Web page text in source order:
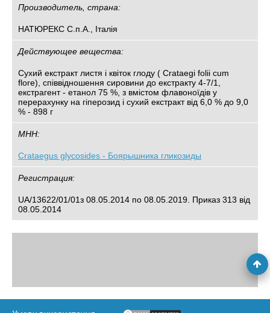
Производитель, страна:
НАТЮРЕКС С.п.А., Італія
Действующее вещества:
Сухий екстракт листя і квіток глоду ( Crataegi folii cum
flore), співвідношення сировини до екстракту 4-7/1,
екстрагент - етанол 75 %, з вмістом флавоноїдів у
перерахунку на гіперозид і сухий екстракт від 6,0 % до 9,0
% - 898 г
МНН:
Crataegus glycosides - Боярышника гликозиды
Регистрация:
UA/13622/01/01з 08.05.2014 по 08.05.2019. Приказ 313 від
08.05.2014